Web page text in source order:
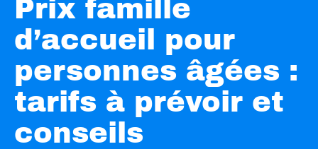
Prix famille
d’accueil pour
personnes âgées :
tarifs à prévoir et
conseils